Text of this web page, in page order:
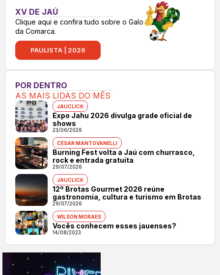
XV DE JAÚ
Clique aqui e confira tudo sobre o Galo
da Comarca.
PAULISTA | 2026
POR DENTRO
AS MAIS LIDAS DO MÊS
JAUCLICK
Expo Jahu 2026 divulga grade oficial de
shows
23/06/2026
CÉSAR MANTOVANELLI
Burning Fest volta a Jaú com churrasco,
rock e entrada gratuita
29/07/2026
JAUCLICK
12º Brotas Gourmet 2026 reúne
gastronomia, cultura e turismo em Brotas
29/07/2026
WILSON MORAES
Vocês conhecem esses jauenses?
14/08/2023